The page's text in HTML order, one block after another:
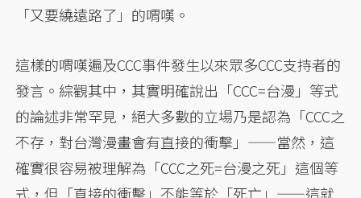
「又要繞遠路了」的喟嘆。
這樣的喟嘆遍及CCC事件發生以來眾多CCC支持者的
發言。綜觀其中，其實明確說出「CCC=台漫」等式
的論述非常罕見，絕大多數的立場乃是認為「CCC之
不存，對台灣漫畫會有直接的衝擊」——當然，這
確實很容易被理解為「CCC之死=台漫之死」這個等
式，但「直接的衝擊」不能等於「死亡」——這就